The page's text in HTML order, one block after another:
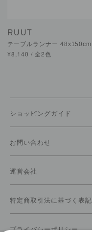
RUUT
テーブルランナー 48x150cm
¥8,140 / 全2色
ショッピングガイド
お問い合わせ
運営会社
特定商取引法に基づく表記
プライバシーポリシー